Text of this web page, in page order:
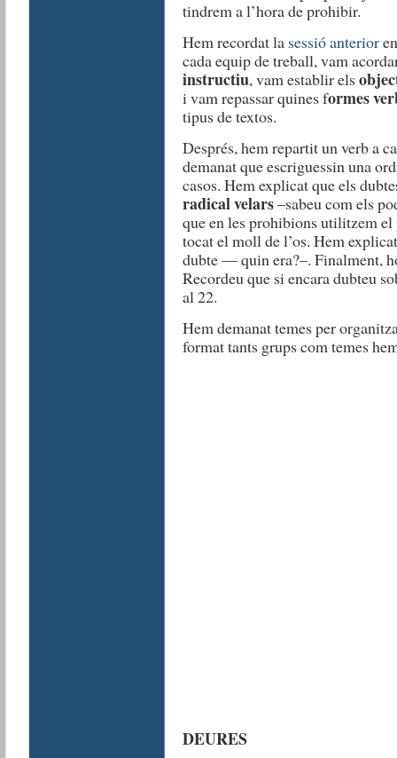
tindrem a l’hora de prohibir.
Hem recordat la sessió anterior
cada equip de treball, vam
instructiu, vam establir els
i vam repassar quines formes
tipus de textos.
Després, hem repartit un verb a
demanat que escriguessin una
casos. Hem explicat que els
radical velars–sabeu com els
que en les prohibions utilitzem
tocat el moll de l’os. Hem
dubte — quin era?–. Finalment,
Recordeu que si encara dubteu
al 22.
Hem demanat temes per
format tants grups com temes
DEURES